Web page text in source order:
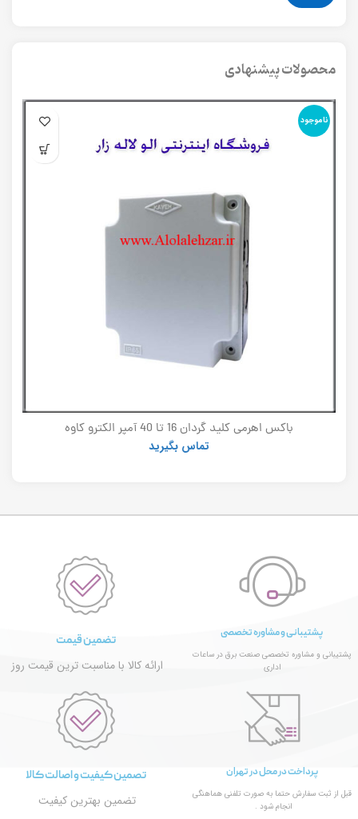
محصولات پیشنهادی
ناموجود
باکس اهرمی کلید گردان 16 تا 40 آمپر الکترو کاوه
تماس بگیرید
پشتیبانی و مشاوره تخصصی
پشتیبانی و مشاوره تخصصی صنعت برق در ساعات
اداری
تضمین قیمت
ارائه کالا با مناسبت ترین قیمت روز
پرداخت در محل در تهران
قبل از ثبت سفارش حتما به صورت تلفنی هماهنگی
انجام شود .
تصمین کیفیت و اصالت کالا
تضمین بهترین کیفیت